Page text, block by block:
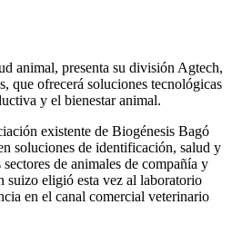
animal, presenta su división Agtech,
que ofrecerá soluciones tecnológicas
y el bienestar animal.
existente de Biogénesis Bagó
soluciones de identificación, salud y
de animales de compañía y
suizo eligió esta vez al laboratorio
en el canal comercial veterinario